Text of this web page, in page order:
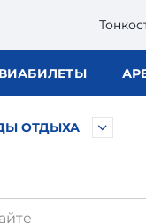
БИЛЕТЫ
ОТДЫХА